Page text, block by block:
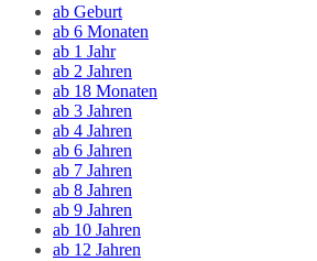
ab Geburt
ab 6 Monaten
ab 1 Jahr
ab 2 Jahren
ab 18 Monaten
ab 3 Jahren
ab 4 Jahren
ab 6 Jahren
ab 7 Jahren
ab 8 Jahren
ab 9 Jahren
ab 10 Jahren
ab 12 Jahren